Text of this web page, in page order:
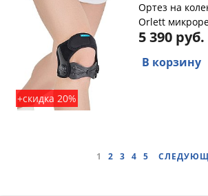
+скидка 20%
Ортез на
Orlett
5 390 руб.
В корзину
1 2 3 4 5